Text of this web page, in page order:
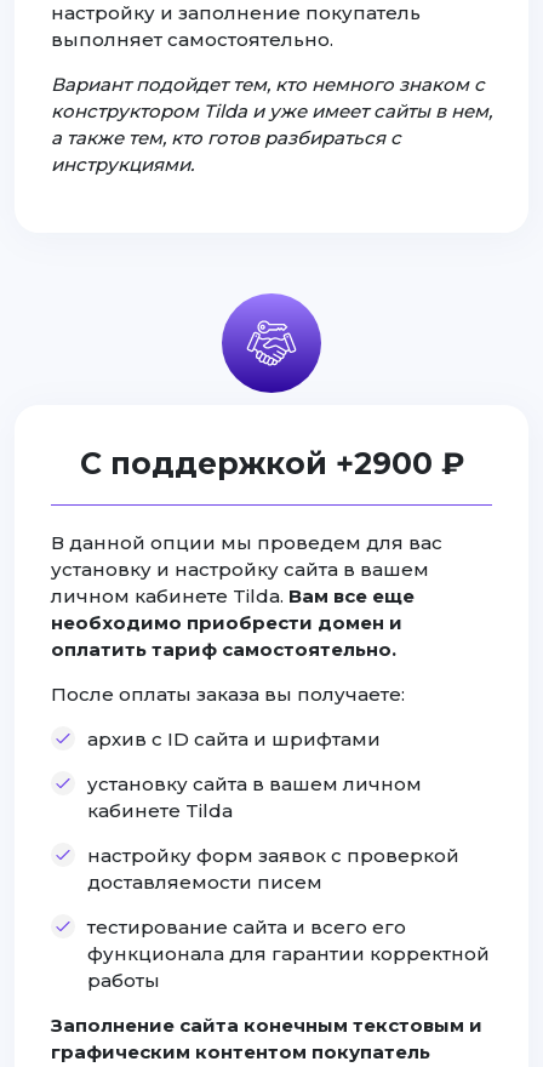
настройку и заполнение покупатель
выполняет самостоятельно.
Вариант подойдет тем, кто немного знаком с
конструктором Tilda и уже имеет сайты в нем,
а также тем, кто готов разбираться с
инструкциями.
С поддержкой +2900 ₽
В данной опции мы проведем для вас
установку и настройку сайта в вашем
личном кабинете Tilda. Вам все еще
необходимо приобрести домен и
оплатить тариф самостоятельно.
После оплаты заказа вы получаете:
архив с ID сайта и шрифтами
установку сайта в вашем личном
кабинете Tilda
настройку форм заявок с проверкой
доставляемости писем
тестирование сайта и всего его
функционала для гарантии корректной
работы
Заполнение сайта конечным текстовым и
графическим контентом покупатель